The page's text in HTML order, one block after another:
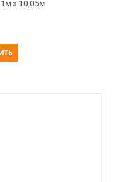
1м х 10,05м